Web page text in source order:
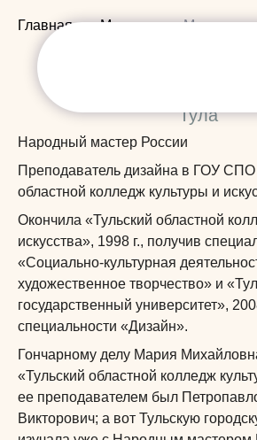
Главная Мастера Мария
Тула
Народный мастер России
Преподаватель дизайна в ГОУ СПО
областной колледж культуры и
Окончила «Тульский областной
искусства», 1998 г., получив
«Социально-культурная
художественное творчество» и
государственный университет»,
специальности «Дизайн».
Гончарному делу Мария
«Тульский областной колледж
ее преподавателем был
Викторович; а вот Тульскую